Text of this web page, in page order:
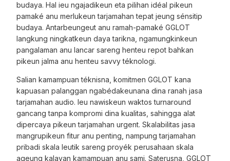
budaya. Hal ieu ngajadikeun eta pilihan idéal pikeun
pamaké anu merlukeun tarjamahan tepat jeung sénsitip
budaya. Antarbeungeut anu ramah-pamaké GGLOT
langkung ningkatkeun daya tarikna, ngamungkinkeun
pangalaman anu lancar sareng henteu repot bahkan
pikeun jalma anu henteu savvy téknologi.
Salian kamampuan téknisna, komitmen GGLOT kana
kapuasan palanggan ngabédakeunana dina ranah jasa
tarjamahan audio. Ieu nawiskeun waktos turnaround
gancang tanpa kompromi dina kualitas, sahingga alat
dipercaya pikeun tarjamahan urgent. Skalabilitas jasa
mangrupikeun fitur anu penting, nampung tarjamahan
pribadi skala leutik sareng proyék perusahaan skala
ageung kalayan kamampuan anu sami. Saterusna, GGLOT